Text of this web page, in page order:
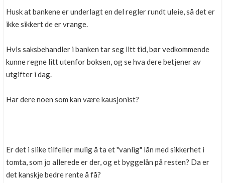
Kom i gang med Boligmappa
Se din bolig? Klikk her
Boligmappa+
Få mer ut av Boligmappa
Husk at bankene er underlagt en del regler rundt uleie, så det er
ikke sikkert de er vrange.
Hvis saksbehandler i banken tar seg litt tid, bør vedkommende
kunne regne litt utenfor boksen, og se hva dere betjener av
utgifter i dag.
Har dere noen som kan være kausjonist?
Er det i slike tilfeller mulig å ta et "vanlig" lån med sikkerhet i
tomta, som jo allerede er der, og et byggelån på resten? Da er
det kanskje bedre rente å få?